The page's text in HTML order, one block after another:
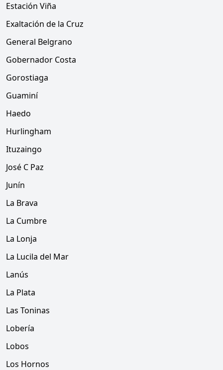
Estación Viña
Exaltación de la Cruz
General Belgrano
Gobernador Costa
Gorostiaga
Guaminí
Haedo
Hurlingham
Ituzaingo
José C Paz
Junín
La Brava
La Cumbre
La Lonja
La Lucila del Mar
Lanús
La Plata
Las Toninas
Lobería
Lobos
Los Hornos